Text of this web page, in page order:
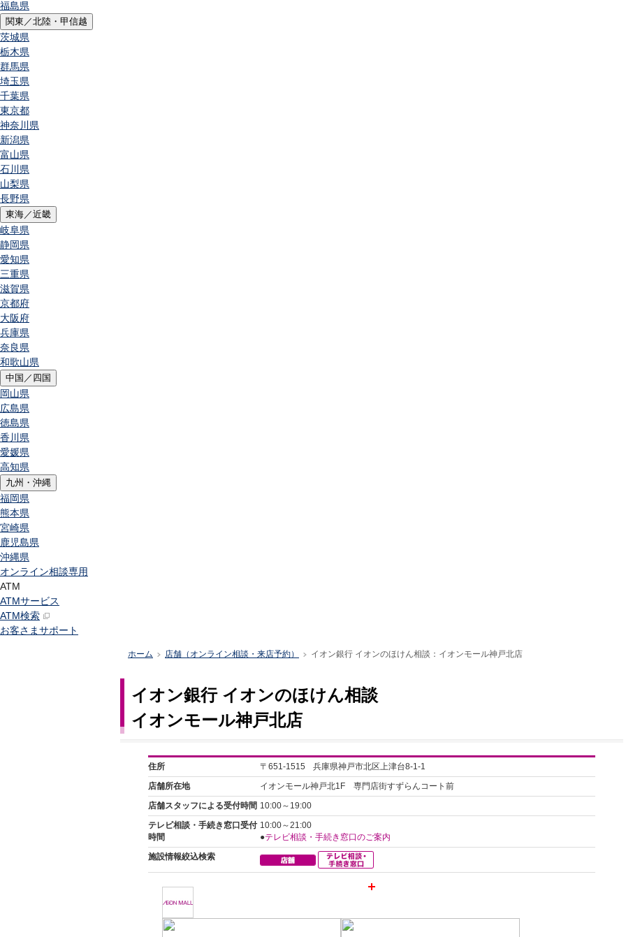
福島県
関東／北陸・甲信越
茨城県
栃木県
群馬県
埼玉県
千葉県
東京都
神奈川県
新潟県
富山県
石川県
山梨県
長野県
東海／近畿
岐阜県
静岡県
愛知県
三重県
滋賀県
京都府
大阪府
兵庫県
奈良県
和歌山県
中国／四国
岡山県
広島県
徳島県
香川県
愛媛県
高知県
九州・沖縄
福岡県
熊本県
宮崎県
鹿児島県
沖縄県
オンライン相談専用
ATM
ATMサービス
ATM検索
お客さまサポート
ホーム >店舗（オンライン相談・来店予約） イオン銀行 イオンのほけん相談：イオンモール神戸北店
イオン銀行 イオンのほけん相談
イオンモール神戸北店